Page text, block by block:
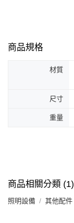
商品規格
材質
尺寸
重量
商品相關分類 (1)
照明設備 其他配件